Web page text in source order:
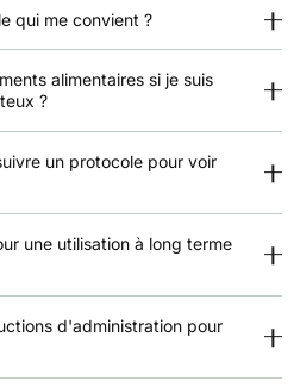
qui me convient ?
alimentaires si je suis
?
un protocole pour voir
une utilisation à long terme
d'administration pour